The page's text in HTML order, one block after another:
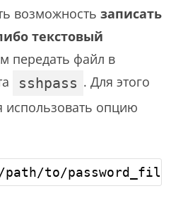
возможность записать
текстовый
передать файл в
sshpass . Для этого
использовать опцию
path/to/password_file